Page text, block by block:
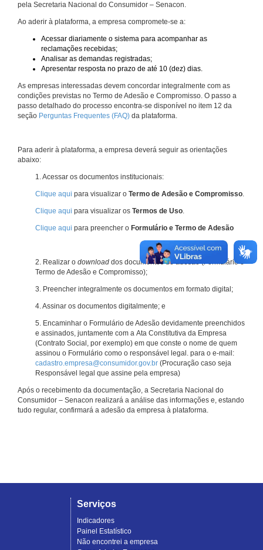
pela Secretaria Nacional do Consumidor – Senacon.
Ao aderir à plataforma, a empresa compromete-se a:
Acessar diariamente o sistema para acompanhar as
reclamações recebidas;
Analisar as demandas registradas;
Apresentar resposta no prazo de até 10 (dez) dias.
As empresas interessadas devem concordar integralmente com as
condições previstas no Termo de Adesão e Compromisso. O passo a
passo detalhado do processo encontra-se disponível no item 12 da
seção Perguntas Frequentes (FAQ) da plataforma.
Para aderir à plataforma, a empresa deverá seguir as orientações
abaixo:
1. Acessar os documentos institucionais:
Clique aqui para visualizar o Termo de Adesão e Compromisso.
Clique aqui para visualizar os Termos de Uso.
Clique aqui para preencher o Formulário e Termo de Adesão
2. Realizar o download dos documentos de adesão (Formulário e
Termo de Adesão e Compromisso);
3. Preencher integralmente os documentos em formato digital;
4. Assinar os documentos digitalmente; e
5. Encaminhar o Formulário de Adesão devidamente preenchidos
e assinados, juntamente com a Ata Constitutiva da Empresa
(Contrato Social, por exemplo) em que conste o nome de quem
assinou o Formulário como o responsável legal. para o e-mail:
cadastro.empresa@consumidor.gov.br (Procuração caso seja
Responsável legal que assine pela empresa)
Após o recebimento da documentação, a Secretaria Nacional do
Consumidor – Senacon realizará a análise das informações e, estando
tudo regular, confirmará a adesão da empresa à plataforma.
Serviços
Indicadores
Painel Estatístico
Não encontrei a empresa